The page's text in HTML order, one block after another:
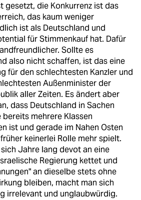
gesetzt, die Konkurrenz ist das
das kaum weniger
ist als Deutschland und
für Stimmenkauf hat. Dafür
Sollte es
also nicht schaffen, ist das eine
für den schlechtesten Kanzler und
Außenminister der
aller Zeiten. Es ändert aber
dass Deutschland in Sachen
mehrere Klassen
ist und gerade im Nahen Osten
keinerlei Rolle mehr spielt.
Jahre lang devot an eine
Regierung kettet und
an dieselbe stets ohne
bleiben, macht man sich
irrelevant und unglaubwürdig.